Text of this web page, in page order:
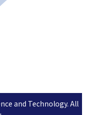
and Technology. All